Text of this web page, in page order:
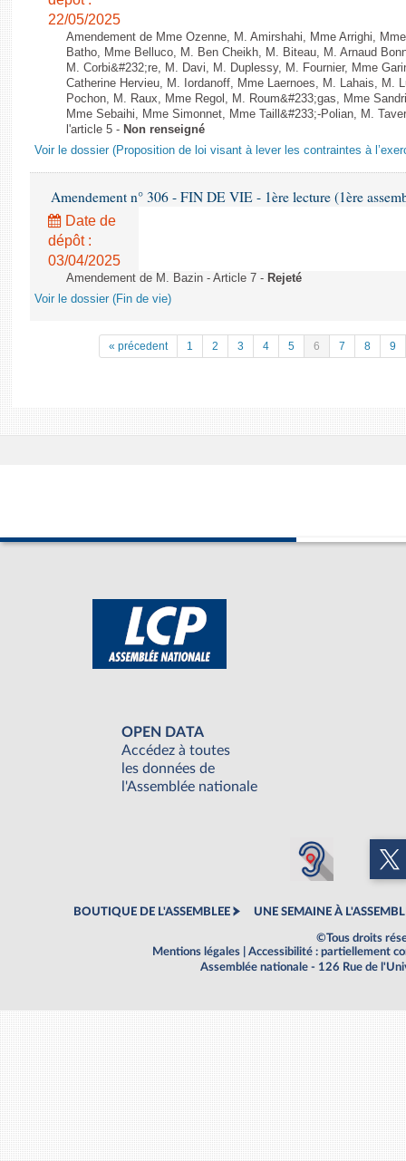
22/05/2025
Amendement de Mme Ozenne, M. Amirshahi, Mme Arrighi,
Batho, Mme Belluco, M. Ben Cheikh, M. Biteau, M. Arnaud
M. Corbi&#232;re, M. Davi, M. Duplessy, M. Fournier, Mme
Catherine Hervieu, M. Iordanoff, Mme Laernoes, M. Lahais, M.
Pochon, M. Raux, Mme Regol, M. Roum&#233;gas, Mme
Mme Sebaihi, Mme Simonnet, Mme Taill&#233;-Polian, M.
l'article 5 - Non renseigné
Voir le dossier (Proposition de loi visant à lever les contraintes à
Amendement n° 306 - FIN DE VIE - 1ère lecture (1ère
Date de
dépôt :
03/04/2025
Amendement de M. Bazin - Article 7 - Rejeté
Voir le dossier (Fin de vie)
« précedent 1 2 3 4 5 6 7 8 9
OPEN DATA
Accédez à toutes
les données de
l'Assemblée nationale
BOUTIQUE DE L'ASSEMBLEE UNE SEMAINE À
©Tous droits
Mentions légales
Accessibilité : partiellement
Assemblée nationale - 126 Rue de